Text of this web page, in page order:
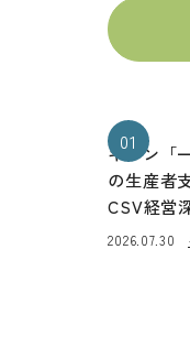
01
キリン「
の生産者
CSV経営
2026.07.30